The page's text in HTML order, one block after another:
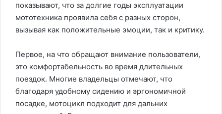
показывают, что за долгие годы эксплуатации
мототехника проявила себя с разных сторон,
вызывая как положительные эмоции, так и критику.
Первое, на что обращают внимание пользователи,
это комфортабельность во время длительных
поездок. Многие владельцы отмечают, что
благодаря удобному сидению и эргономичной
посадке, мотоцикл подходит для дальних